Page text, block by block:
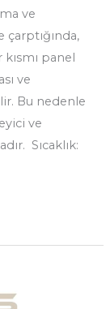
ve
çarptığında,
panel
ve
Bu nedenle
ve
Sıcaklık: